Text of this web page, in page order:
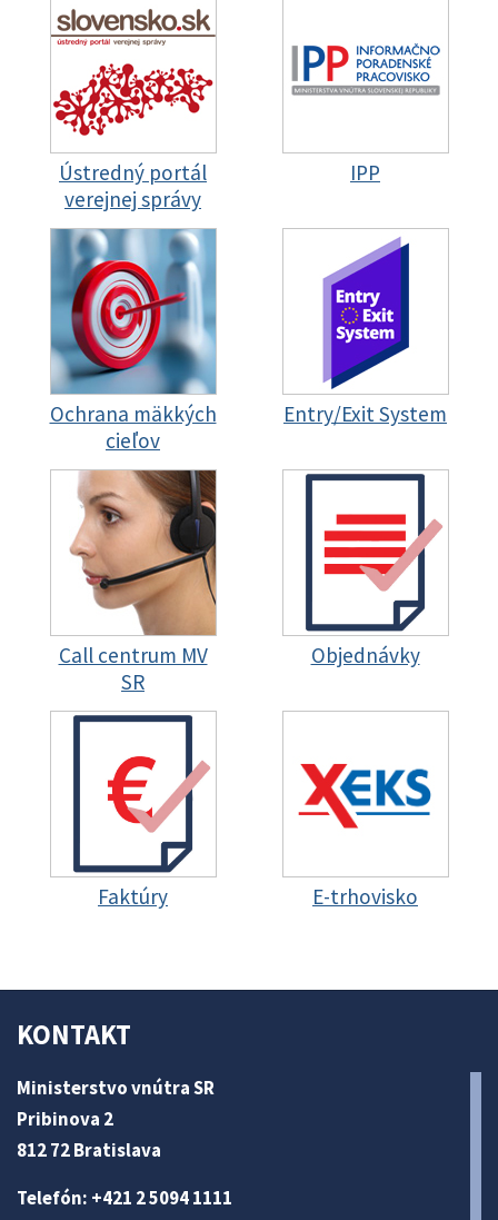
Ústredný portál
verejnej správy
IPP
Ochrana mäkkých
cieľov
Entry/Exit System
Call centrum MV
SR
Objednávky
Faktúry E-trhovisko
KONTAKT
Ministerstvo vnútra SR
Pribinova 2
812 72 Bratislava
Telefón: +421 2 5094 1111